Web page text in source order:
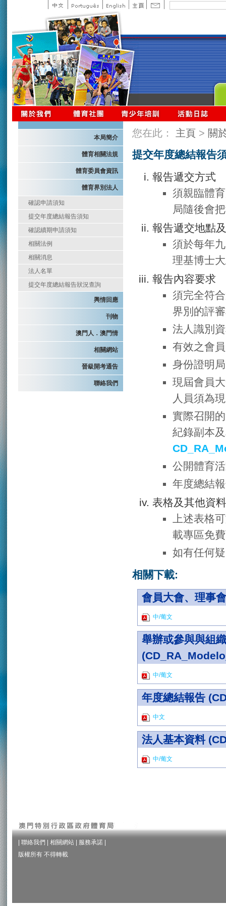
本局簡介
體育相關法規
體育委員會資訊
體育界別法人
確認申請須知
提交年度總結報告須知
確認續期申請須知
相關法例
相關消息
法人名單
提交年度總結報告狀況查詢
輿情回應
刊物
澳門人．澳門情
相關網站
晉級開考通告
聯絡我們
您在此： 主頁 > 關
提交年度總結報告
報告遞交方式
須親臨體
局隨後會
報告遞交地點
須於每年
理基博士
報告內容要求
須完全符
界別的評
法人識別
有效之會
身份證明
現屆會員
人員須為
實際召開
紀錄副本
公開體育
年度總結
表格及其他資料
上述表格
載專區免
如有任何
相關下載:
會員大會、理事
中/葡文
舉辦或參與與組
中/葡文
年度總結報告
中文
法人基本資料
中/葡文
聯絡我們 相關網站 服務承諾
版權所有 不得轉載